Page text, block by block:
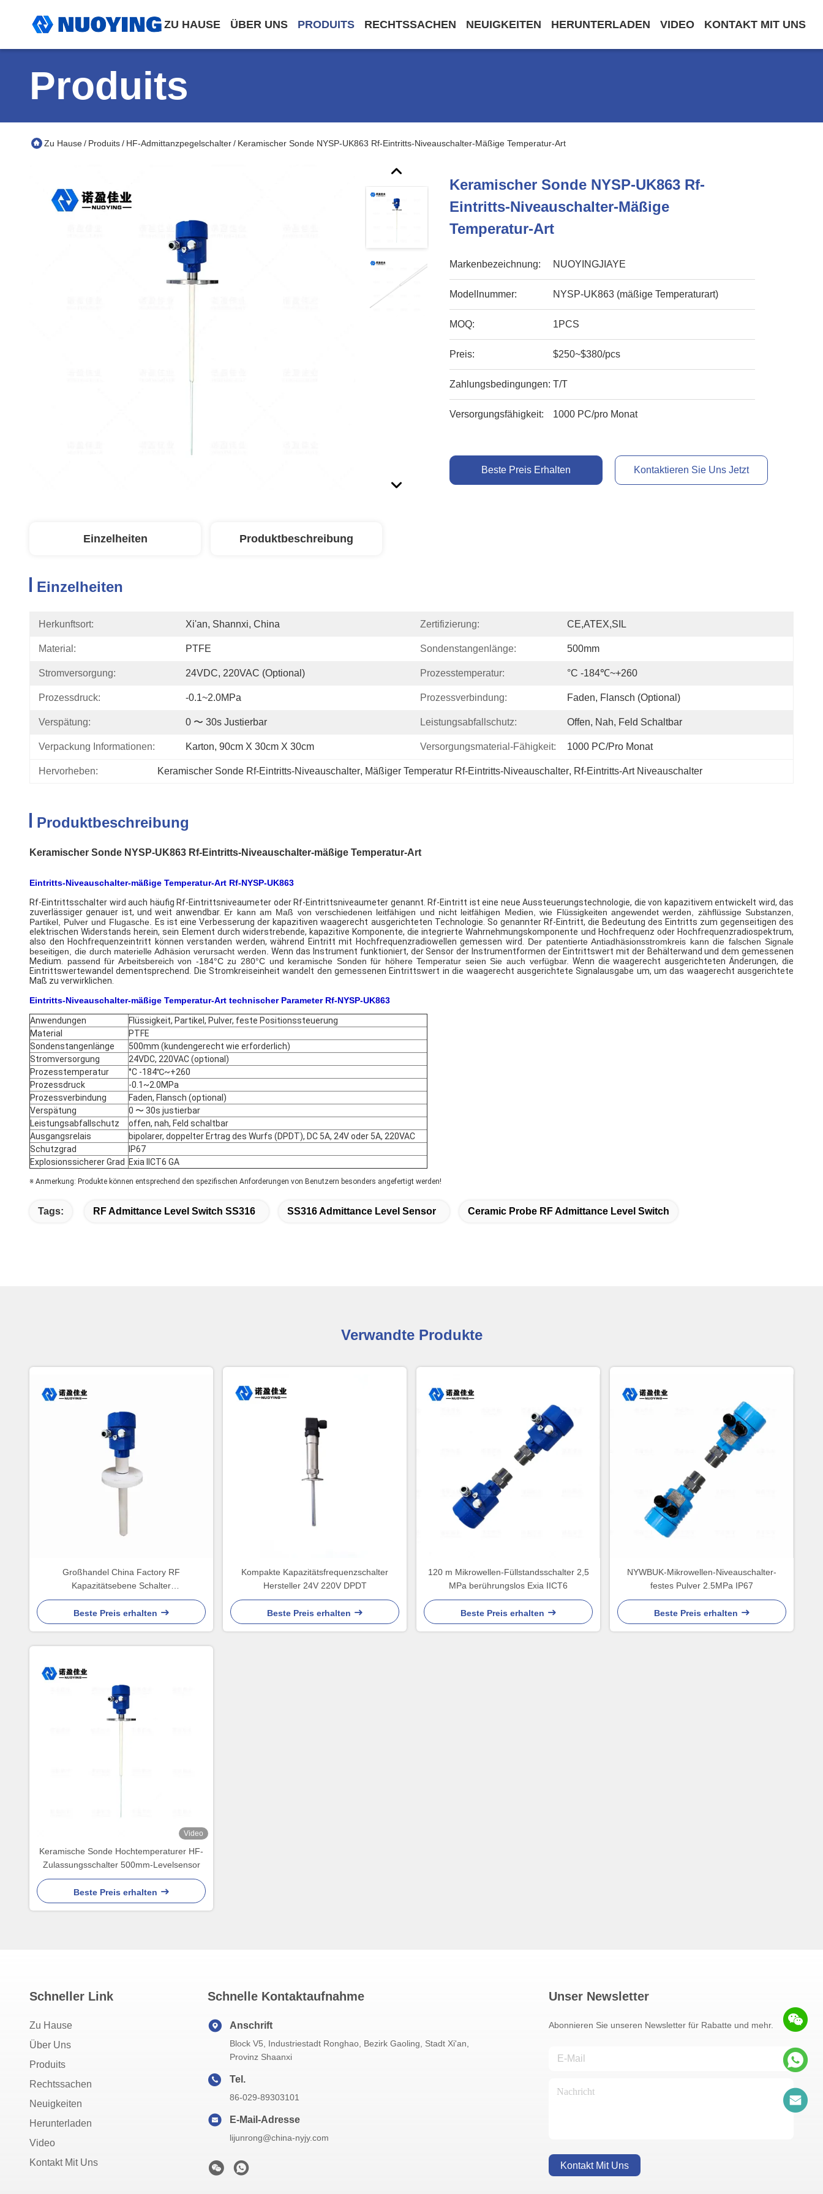
ZU HAUSE ÜBER UNS PRODUITS RECHTSSACHEN NEUIGKEITEN HERUNTERLADEN VIDEO KONTAKT MIT UNS
Produits
Zu Hause/ Produits/ HF-Admittanzpegelschalter/ Keramischer Sonde NYSP-UK863 Rf-Eintritts-Niveauschalter-Mäßige Temperatur-Art
Keramischer Sonde NYSP-UK863 Rf-
Eintritts-Niveauschalter-Mäßige
Temperatur-Art
Markenbezeichnung: NUOYINGJIAYE
Modellnummer: NYSP-UK863 (mäßige Temperaturart)
MOQ: 1PCS
Preis: $250~$380/pcs
Zahlungsbedingungen: T/T
Versorgungsfähigkeit: 1000 PC/pro Monat
Beste Preis Erhalten Kontaktieren Sie Uns Jetzt
Einzelheiten Produktbeschreibung
Einzelheiten
Herkunftsort: Xi'an, Shannxi, China Zertifizierung: CE,ATEX,SIL
Material: PTFE Sondenstangenlänge: 500mm
Stromversorgung: 24VDC, 220VAC (optional) Prozesstemperatur: °C -184℃~+260
Prozessdruck: -0.1~2.0MPa Prozessverbindung: Faden, Flansch (optional)
Verspätung: 0 〜 30s Justierbar Leistungsabfallschutz: Offen, Nah, Feld Schaltbar
Verpackung Informationen: Karton, 90cm X 30cm X 30cm Versorgungsmaterial-Fähigkeit: 1000 PC/pro Monat
Hervorheben: Keramischer Sonde Rf-Eintritts-Niveauschalter, Mäßiger Temperatur Rf-Eintritts-Niveauschalter, Rf-Eintritts-Art Niveauschalter
Produktbeschreibung
Keramischer Sonde NYSP-UK863 Rf-Eintritts-Niveauschalter-mäßige Temperatur-Art
Eintritts-Niveauschalter-mäßige Temperatur-Art Rf-NYSP-UK863
Rf-Eintrittsschalter wird auch häufig Rf-Eintrittsniveaumeter oder Rf-Eintrittsniveaumeter genannt. Rf-Eintritt ist eine neue Aussteuerungstechnologie, die von kapazitivem entwickelt wird, das
zuverlässiger genauer ist, und weit anwendbar. Er kann am Maß von verschiedenen leitfähigen und nicht leitfähigen Medien, wie Flüssigkeiten angewendet werden, zähflüssige Substanzen,
Partikel, Pulver und Flugasche.
Es ist eine Verbesserung der kapazitiven waagerecht ausgerichteten Technologie. So genannter Rf-Eintritt, die Bedeutung des Eintritts zum gegenseitigen des
elektrischen Widerstands herein, sein Element durch widerstrebende, kapazitive Komponente, die integrierte Wahrnehmungskomponente und Hochfrequenz oder Hochfrequenzradiospektrum,
also den Hochfrequenzeintritt können verstanden werden, während Eintritt mit Hochfrequenzradiowellen gemessen wird.
Der patentierte Antiadhäsionsstromkreis kann die falschen Signale
beseitigen, die durch materielle Adhäsion verursacht werden.Wenn das Instrument funktioniert, der Sensor der Instrumentformen der Eintrittswert mit der Behälterwand und dem gemessenen
Medium.
passend für Arbeitsbereich von -184°C zu 280°C und keramische Sonden für höhere Temperatur seien Sie auch verfügbar.Wenn die waagerecht ausgerichteten Änderungen, die
Eintrittswertewandel dementsprechend. Die Stromkreiseinheit wandelt den gemessenen Eintrittswert in die waagerecht ausgerichtete Signalausgabe um, um das waagerecht ausgerichtete
Maß zu verwirklichen.
Eintritts-Niveauschalter-mäßige Temperatur-Art technischer Parameter Rf-NYSP-UK863
Anwendungen
Flüssigkeit, Partikel, Pulver, feste Positionssteuerung
Material
PTFE
Sondenstangenlänge
500mm (kundengerecht wie erforderlich)
Stromversorgung
24VDC, 220VAC (optional)
Prozesstemperatur
°C -184℃~+260
Prozessdruck
-0.1~2.0MPa
Prozessverbindung
Faden, Flansch (optional)
Verspätung
0 〜 30s justierbar
Leistungsabfallschutz
offen, nah, Feld schaltbar
Ausgangsrelais
bipolarer, doppelter Ertrag des Wurfs (DPDT), DC 5A, 24V oder 5A, 220VAC
Schutzgrad
IP67
Explosionssicherer Grad
Exia IICT6 GA
※ Anmerkung: Produkte können entsprechend den spezifischen Anforderungen von Benutzern besonders angefertigt werden!
Tags: RF Admittance Level Switch SS316 SS316 Admittance Level Sensor Ceramic Probe RF Admittance Level Switch
Verwandte Produkte
Großhandel China Factory RF
Kapazitätsebene Schalter
Brennstoffbehälter Aluminium Gehäuse
Beste Preis erhalten
Kompakte Kapazitätsfrequenzschalter
Hersteller 24V 220V DPDT
Beste Preis erhalten
120 m Mikrowellen-Füllstandsschalter 2,5
MPa berührungslos Exia IICT6
Beste Preis erhalten
NYWBUK-Mikrowellen-Niveauschalter-
festes Pulver 2.5MPa IP67
Beste Preis erhalten
Video
Keramische Sonde Hochtemperaturer HF-
Zulassungsschalter 500mm-Levelsensor
Beste Preis erhalten
Schneller Link
Zu Hause
Über Uns
Produits
Rechtssachen
Neuigkeiten
Herunterladen
Video
Kontakt Mit Uns
Schnelle Kontaktaufnahme
Anschrift
Block V5, Industriestadt Ronghao, Bezirk Gaoling, Stadt Xi'an,
Provinz Shaanxi
Tel.
86-029-89303101
E-Mail-Adresse
lijunrong@china-nyjy.com
Unser Newsletter
Abonnieren Sie unseren Newsletter für Rabatte und mehr.
Kontakt Mit Uns